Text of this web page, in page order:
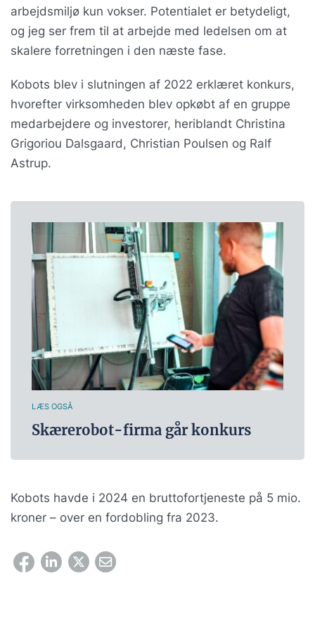
arbejdsmiljø kun vokser. Potentialet er betydeligt,
og jeg ser frem til at arbejde med ledelsen om at
skalere forretningen i den næste fase.
Kobots blev i slutningen af 2022 erklæret konkurs,
hvorefter virksomheden blev opkøbt af en gruppe
medarbejdere og investorer, heriblandt Christina
Grigoriou Dalsgaard, Christian Poulsen og Ralf
Astrup.
LÆS OGSÅ
Skærerobot-firma går konkurs
Kobots havde i 2024 en bruttofortjeneste på 5 mio.
kroner – over en fordobling fra 2023.